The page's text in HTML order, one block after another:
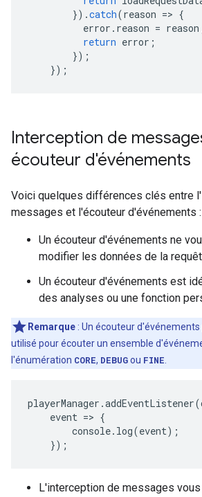
}).catch(reason => {
error . reason = reason
return error ;
});
});
Interception de
écouteur d'événements
Voici quelques différences clés entre
messages et l'écouteur d'événements :
Un écouteur d'événements ne
modifier les données de la
Un écouteur d'événements est
des analyses ou une fonction
Remarque : Un écouteur
utilisé pour écouter un ensemble
l'énumération CORE, DEBUGou FINE
playerManager .addEventListener(
event => {
console. log(event);
});
L'interception de messages